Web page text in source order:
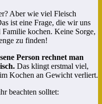
Aber wie viel Fleisch
ist eine Frage, die wir uns
kochen. Keine Sorge,
zu finden!
Person rechnet man
Das klingt erstmal viel,
Kochen an Gewicht verliert.
beachten solltet: